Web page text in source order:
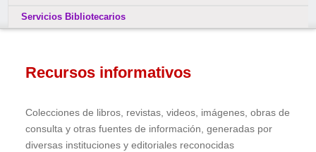
Servicios Bibliotecarios
Recursos informativos
Colecciones de libros, revistas, videos, imágenes, obras de
consulta y otras fuentes de información, generadas por
diversas instituciones y editoriales reconocidas